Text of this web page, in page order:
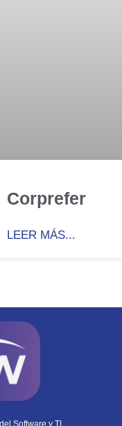
Corprefer
LEER MÁS...
Software y TI